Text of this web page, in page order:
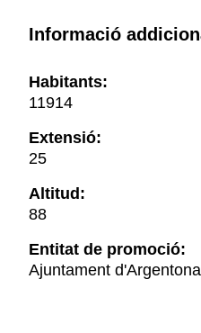
Informació
Habitants:
11914
Extensió:
25
Altitud:
88
Entitat de promoció:
Ajuntament d'Argentona